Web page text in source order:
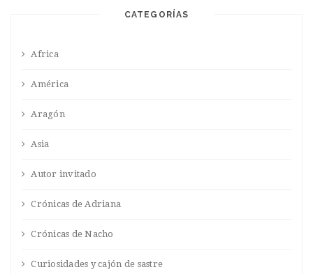
CATEGORÍAS
Africa
América
Aragón
Asia
Autor invitado
Crónicas de Adriana
Crónicas de Nacho
Curiosidades y cajón de sastre